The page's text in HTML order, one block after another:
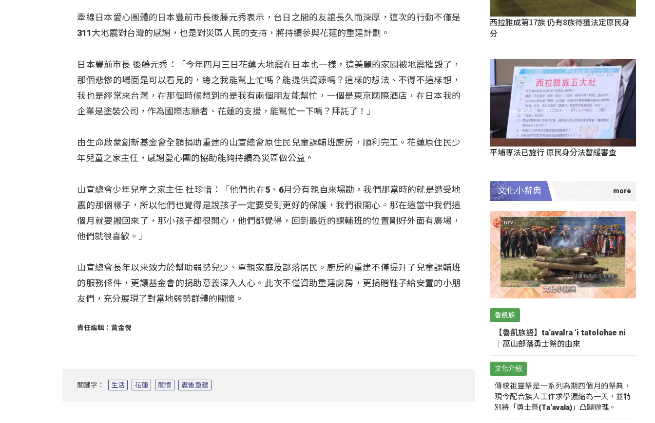
牽線日本愛心團體的日本豐前市長後藤元秀表示，台日之間的友誼長久而深厚，這次的行動不僅是
311大地震對台灣的感謝，也是對災區人民的支持，將持續參與花蓮的重建計劃。
日本豐前市長 後藤元秀：「今年四月三日花蓮大地震在日本也一樣，這美麗的家園被地震摧毁了，
那個悲慘的場面是可以看見的，總之我能幫上忙嗎？能提供資源嗎？這樣的想法、不得不這樣想，
我也是經常來台灣，在那個時候想到的是我有兩個朋友能幫忙，一個是東京國際酒店，在日本我的
企業是塗裝公司，作為國際志願者、花蓮的支援，能幫忙一下嗎？拜託了！」
由生命啟蒙創新基金會全額捐助重建的山宣總會原住民兒童課輔班廚房，順利完工。花蓮原住民少
年兒童之家主任，感謝愛心團的協助能夠持續為災區做公益。
山宣總會少年兒童之家主任 杜珍惜：「他們也在5、6月分有親自來場勘，我們那當時的就是遭受地
震的那個樣子，所以他們也覺得是說孩子一定要受到更好的保護，我們很開心。那在這當中我們這
個月就要搬回來了，那小孩子都很開心，他們都覺得，回到最近的課輔班的位置剛好外面有廣場，
他們就很喜歡。」
山宣總會長年以來致力於幫助弱勢兒少、單親家庭及部落居民。廚房的重建不僅提升了兒童課輔班
的服務條件，更讓基金會的捐助意義深入人心。此次不僅資助重建廚房，更捐贈鞋子給安置的小朋
友們，充分展現了對當地弱勢群體的關懷。
責任編輯：黃金倪
關鍵字： 生活 花蓮 關懷 震後重建
西拉雅成第17族 仍有8族待獲法定原民身
分
平埔專法已施行 原民身分法暫緩審查
文化小辭典
魯凱族
【魯凱族語】ta‘avalra ‘i tatolohae ni
｜萬山部落勇士祭的由來
文化介紹
傳統祖靈祭是一系列為期四個月的祭典，
現今配合族人工作求學濃縮為一天，並特
別將「勇士祭(Ta‘avala)」凸顯辦理。